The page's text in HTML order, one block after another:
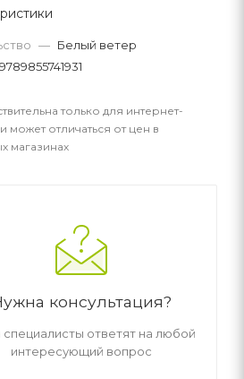
— Белый ветер
9789855741931
только для интернет-
может отличаться от цен в
магазинах
консультация?
ответят на любой
интересующий вопрос